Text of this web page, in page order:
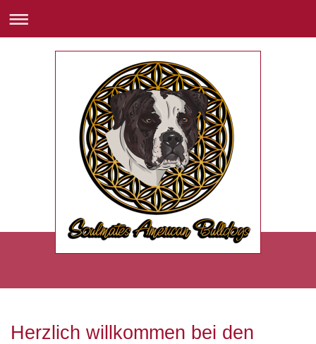
Herzlich willkommen bei den